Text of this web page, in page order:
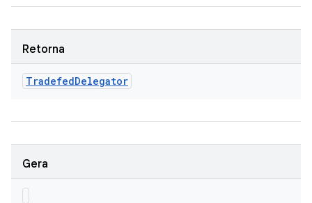
Retorna
TradefedDelegator
Gera